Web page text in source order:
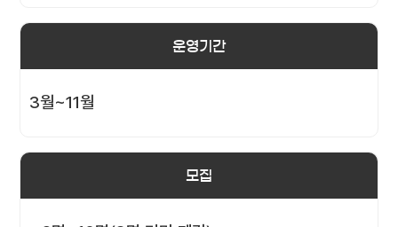
운영기간
3월~11월
모집